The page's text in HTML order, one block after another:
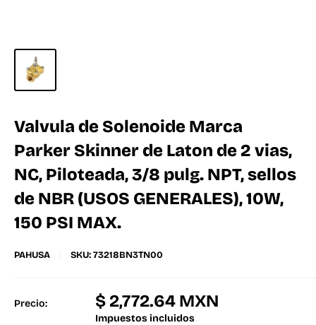
Valvula de Solenoide Marca
Parker Skinner de Laton de 2 vias,
NC, Piloteada, 3/8 pulg. NPT, sellos
de NBR (USOS GENERALES), 10W,
150 PSI MAX.
PAHUSA SKU:73218BN3TN00
Precio: $ 2,772.64 MXN
Impuestos incluidos